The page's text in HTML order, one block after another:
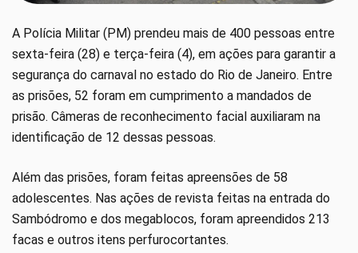
A Polícia Militar (PM) prendeu mais de 400 pessoas entre
sexta-feira (28) e terça-feira (4), em ações para garantir a
segurança do carnaval no estado do Rio de Janeiro. Entre
as prisões, 52 foram em cumprimento a mandados de
prisão. Câmeras de reconhecimento facial auxiliaram na
identificação de 12 dessas pessoas.
Além das prisões, foram feitas apreensões de 58
adolescentes. Nas ações de revista feitas na entrada do
Sambódromo e dos megablocos, foram apreendidos 213
facas e outros itens perfurocortantes.